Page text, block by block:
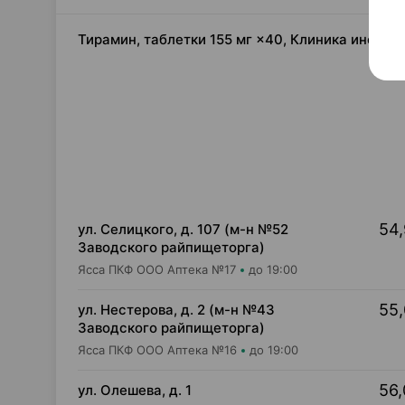
Тирамин, таблетки 155 мг ×40, Клиника
ул. Селицкого, д. 107 (м-н №52
Заводского райпищеторга)
Ясса ПКФ ООО Аптека №17 до 19:00
ул. Нестерова, д. 2 (м-н №43
Заводского райпищеторга)
Ясса ПКФ ООО Аптека №16 до 19:00
ул. Олешева, д. 1